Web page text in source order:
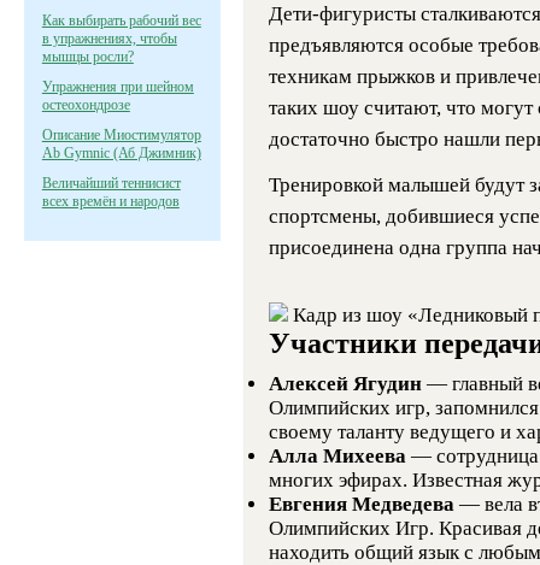
Как выбирать рабочий вес
в упражнениях, чтобы
мышцы росли?
Упражнения при шейном
остеохондрозе
Описание Миостимулятор
Ab Gymnic (Аб Джимник)
Величайший теннисист
всех времён и народов
Дети-фигуристы
предъявляются особые
техникам прыжков и
таких шоу считают, что
достаточно быстро нашли
Тренировкой малышей будут
спортсмены, добившиеся
присоединена одна группа
Кадр из шоу «Ледниковый
Участники
Алексей Ягудин — главный
Олимпийских игр,
своему таланту ведущего и
Алла Михеева — сотрудница
многих эфирах. Известная
Евгения Медведева — вела
Олимпийских Игр. Красивая
находить общий язык с